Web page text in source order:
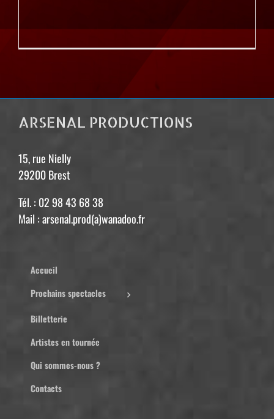
ARSENAL PRODUCTIONS
15, rue Nielly
29200 Brest
Tél. : 02 98 43 68 38
Mail : arsenal.prod(a)wanadoo.fr
Accueil
Prochains spectacles
Billetterie
Artistes en tournée
Qui sommes-nous ?
Contacts